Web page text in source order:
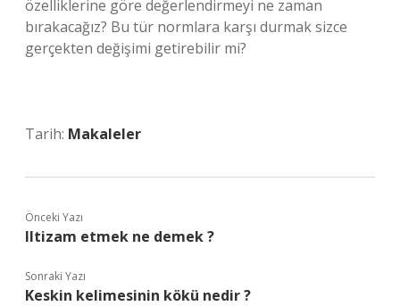
özelliklerine göre değerlendirmeyi ne zaman
bırakacağız? Bu tür normlara karşı durmak sizce
gerçekten değişimi getirebilir mi?
Tarih: Makaleler
Önceki Yazı
Iltizam etmek ne demek ?
Sonraki Yazı
Keskin kelimesinin kökü nedir ?